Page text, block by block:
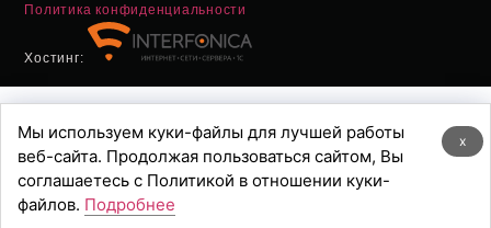
Политика конфиденциальности
Хостинг:
x
Мы используем куки-файлы для лучшей работы
веб-сайта. Продолжая пользоваться сайтом, Вы
соглашаетесь с Политикой в отношении куки-
файлов. Подробнее